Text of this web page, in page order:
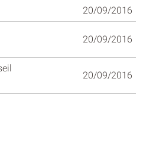
20/09/2016
20/09/2016
20/09/2016